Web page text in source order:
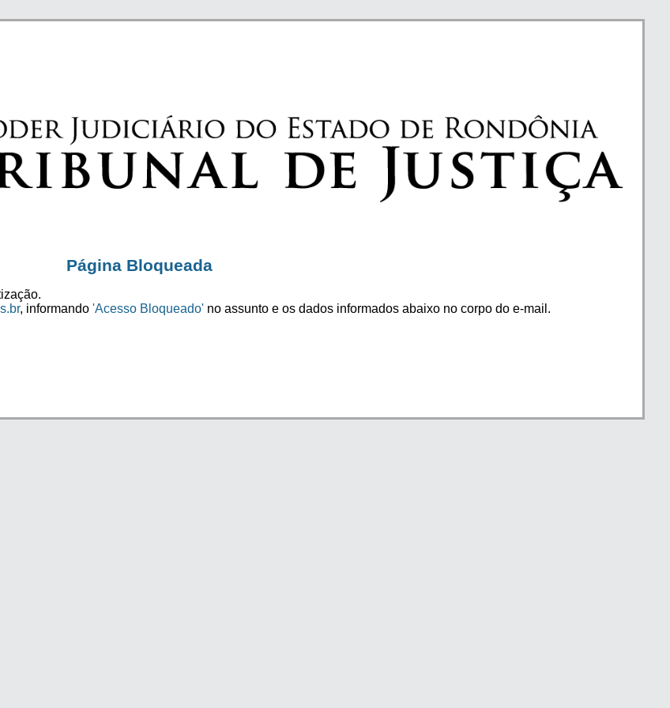
Página Bloqueada
, informando 'Acesso Bloqueado' no assunto e os dados informados abaixo no corpo do e-mail.